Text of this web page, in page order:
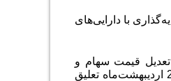
با دارایی‌های
قیمت سهام و
حق‌تقدم سهام آن دسته از شرکت‌هایی را فراهم کرده که در جنگ اخیر آسیب دیده‌اند و نماد معاملاتی آن‌ها در تاریخ 29 اردیبهشت‌ماه تعلیق